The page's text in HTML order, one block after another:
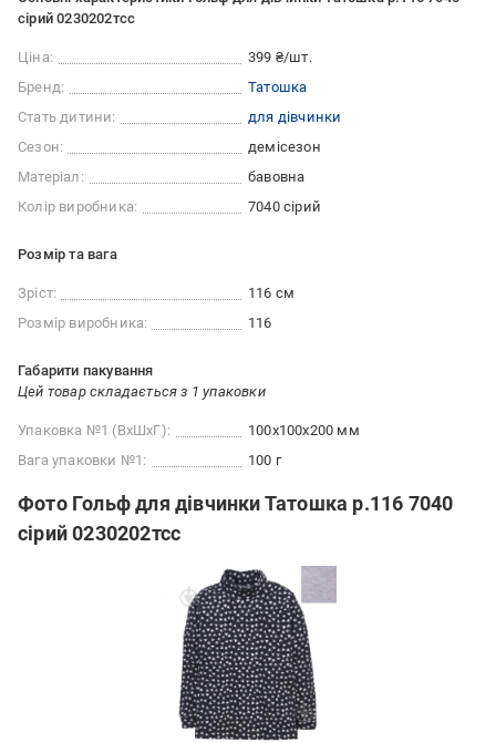
сірий 0230202тсс
Ціна:
399 ₴/шт.
Бренд:
Татошка
Стать дитини:
для дівчинки
Сезон:
демісезон
Матеріал:
бавовна
Колір виробника:
7040 сірий
Розмір та вага
Зріст:
116 см
Розмір виробника:
116
Габарити пакування
Цей товар складається з 1 упаковки
Упаковка №1 (ВхШхГ):
100x100x200 мм
Вага упаковки №1:
100 г
Фото Гольф для дівчинки Татошка р.116 7040
сірий 0230202тсс